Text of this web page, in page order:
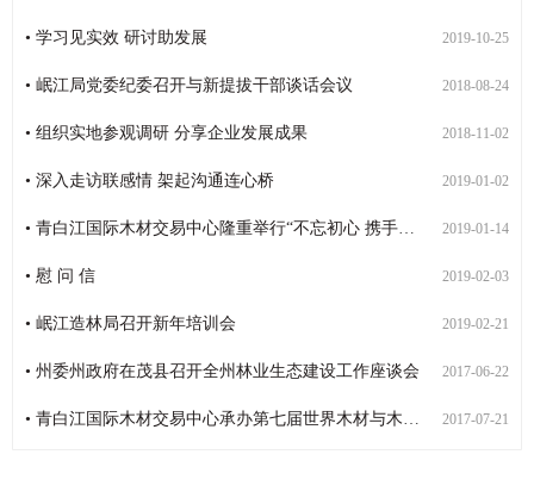
2019-10-25
• 学习见实效 研讨助发展
2018-08-24
• 岷江局党委纪委召开与新提拔干部谈话会议
2018-11-02
• 组织实地参观调研 分享企业发展成果
2019-01-02
• 深入走访联感情 架起沟通连心桥
2019-01-14
• 青白江国际木材交易中心隆重举行“不忘初心 携手前行”2019新春客户联谊会暨中欧班列（成都）木材定制班列订舱点的揭牌仪式
2019-02-03
• 慰 问 信
2019-02-21
• 岷江造林局召开新年培训会
2017-06-22
• 州委州政府在茂县召开全州林业生态建设工作座谈会
2017-07-21
• 青白江国际木材交易中心承办第七届世界木材与木制品贸易大会